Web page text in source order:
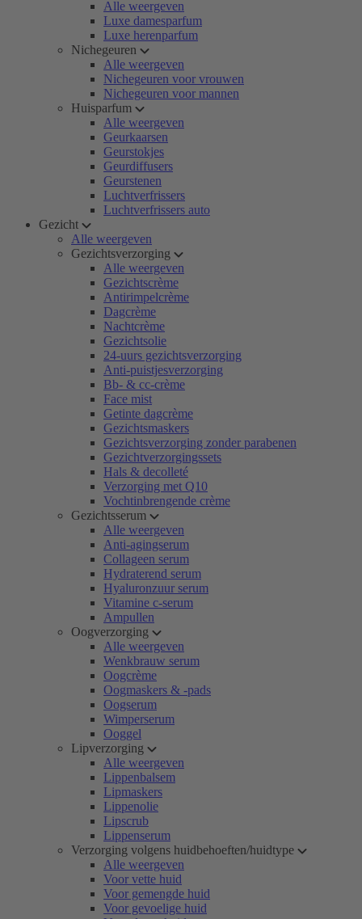
Alle weergeven
Luxe damesparfum
Luxe herenparfum
Nichegeuren
Alle weergeven
Nichegeuren voor vrouwen
Nichegeuren voor mannen
Huisparfum
Alle weergeven
Geurkaarsen
Geurstokjes
Geurdiffusers
Geurstenen
Luchtverfrissers
Luchtverfrissers auto
Gezicht
Alle weergeven
Gezichtsverzorging
Alle weergeven
Gezichtscrème
Antirimpelcrème
Dagcrème
Nachtcrème
Gezichtsolie
24-uurs gezichtsverzorging
Anti-puistjesverzorging
Bb- & cc-crème
Face mist
Getinte dagcrème
Gezichtsmaskers
Gezichtsverzorging zonder parabenen
Gezichtverzorgingssets
Hals & decolleté
Verzorging met Q10
Vochtinbrengende crème
Gezichtsserum
Alle weergeven
Anti-agingserum
Collageen serum
Hydraterend serum
Hyaluronzuur serum
Vitamine c-serum
Ampullen
Oogverzorging
Alle weergeven
Wenkbrauw serum
Oogcrème
Oogmaskers & -pads
Oogserum
Wimperserum
Ooggel
Lipverzorging
Alle weergeven
Lippenbalsem
Lipmaskers
Lippenolie
Lipscrub
Lippenserum
Verzorging volgens huidbehoeften/huidtype
Alle weergeven
Voor vette huid
Voor gemengde huid
Voor gevoelige huid